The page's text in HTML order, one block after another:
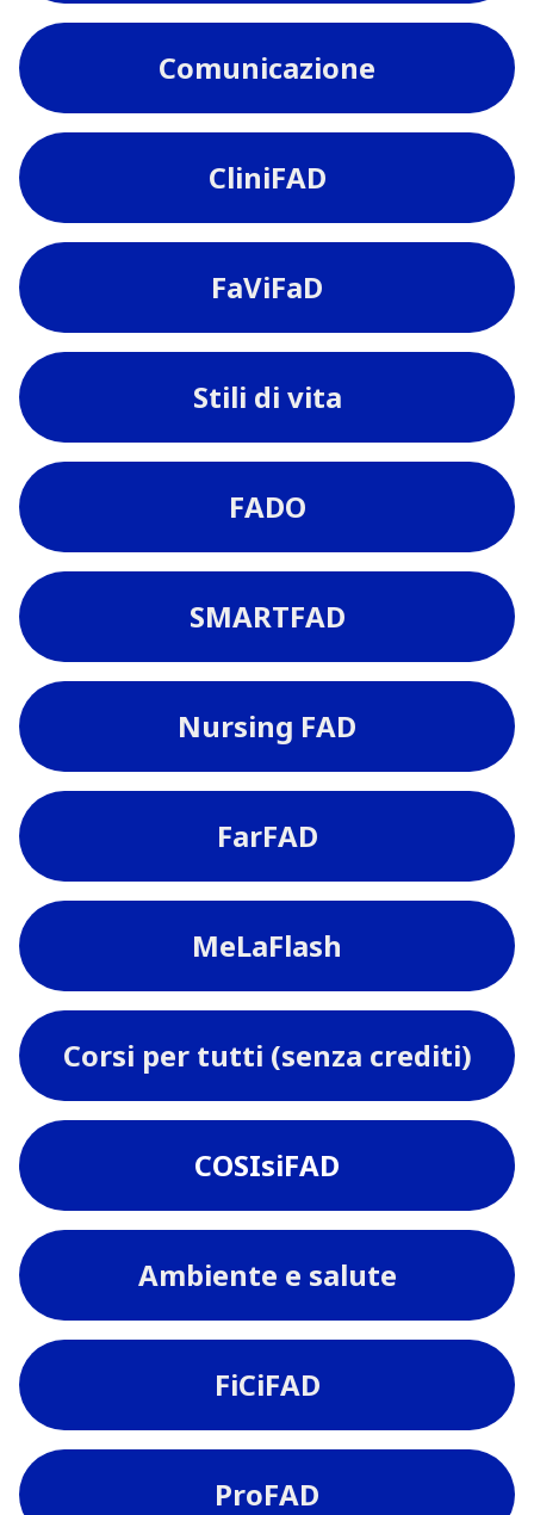
Comunicazione
CliniFAD
FaViFaD
Stili di vita
FADO
SMARTFAD
Nursing FAD
FarFAD
MeLaFlash
Corsi per tutti (senza crediti)
COSIsiFAD
Ambiente e salute
FiCiFAD
ProFAD